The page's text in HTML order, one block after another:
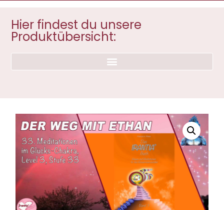
Hier findest du unsere
Produktübersicht: